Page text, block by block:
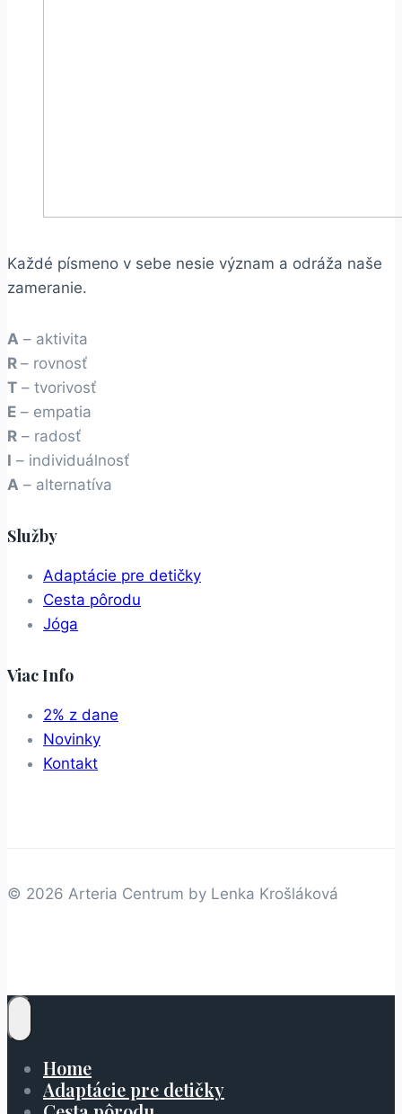
Každé písmeno v sebe nesie význam a odráža naše
zameranie.
A – aktivita
R – rovnosť
T – tvorivosť
E – empatia
R – radosť
I – individuálnosť
A – alternatíva
Služby
Adaptácie pre detičky
Cesta pôrodu
Jóga
Viac Info
2% z dane
Novinky
Kontakt
© 2026 Arteria Centrum by Lenka Krošláková
Home
Adaptácie pre detičky